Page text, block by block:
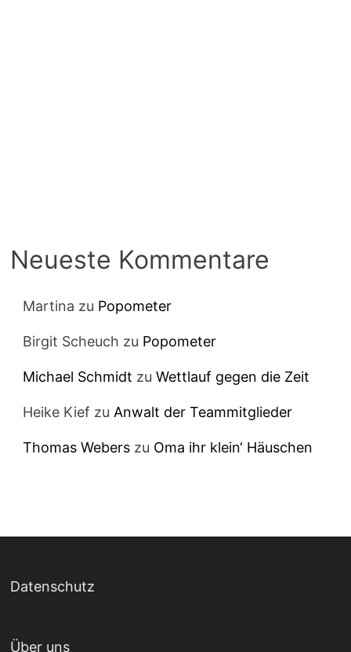
Neueste Kommentare
Martina zu Popometer
Birgit Scheuch zu Popometer
Michael Schmidt zuWettlauf gegen die Zeit
Heike Kief zuAnwalt der Teammitglieder
Thomas Webers zu Oma ihr klein‘ Häuschen
Datenschutz
Über uns